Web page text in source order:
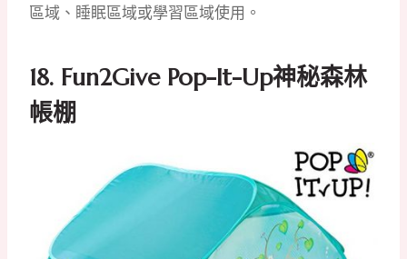
區域、睡眠區域或學習區域使用。
18. Fun2Give Pop-It-Up神秘森林
帳棚